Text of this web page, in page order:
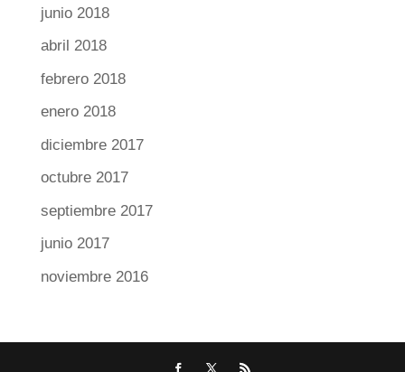
junio 2018
abril 2018
febrero 2018
enero 2018
diciembre 2017
octubre 2017
septiembre 2017
junio 2017
noviembre 2016